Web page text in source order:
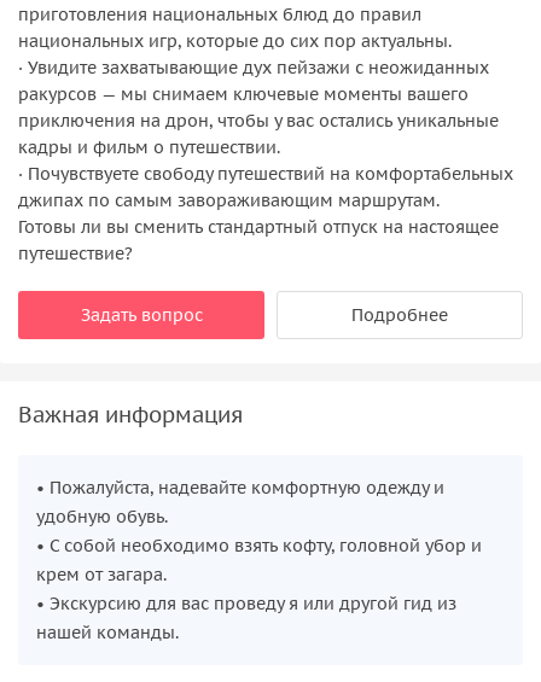
приготовления национальных блюд до правил
национальных игр, которые до сих пор актуальны.
· Увидите захватывающие дух пейзажи с неожиданных
ракурсов — мы снимаем ключевые моменты вашего
приключения на дрон, чтобы у вас остались уникальные
кадры и фильм о путешествии.
· Почувствуете свободу путешествий на комфортабельных
джипах по самым завораживающим маршрутам.
Готовы ли вы сменить стандартный отпуск на настоящее
путешествие?
Задать вопрос Подробнее
Важная информация
• Пожалуйста, надевайте комфортную одежду и
удобную обувь.
• С собой необходимо взять кофту, головной убор и
крем от загара.
• Экскурсию для вас проведу я или другой гид из
нашей команды.